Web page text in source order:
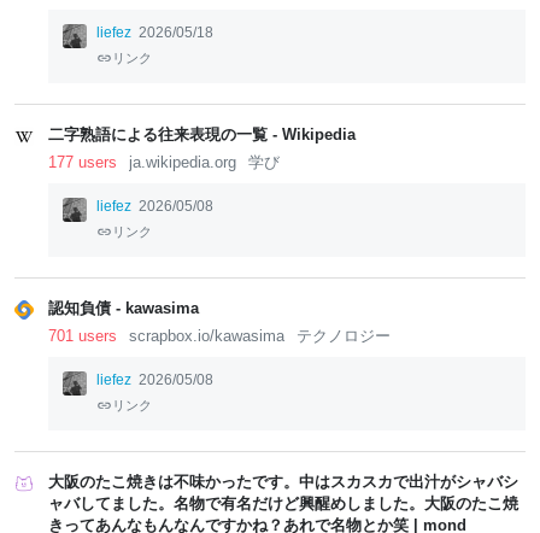
liefez 2026/05/18
リンク
二字熟語による往来表現の一覧 - Wikipedia
177 users
ja.wikipedia.org 学び
liefez 2026/05/08
リンク
認知負債 - kawasima
701 users
scrapbox.io/kawasima テクノロジー
liefez 2026/05/08
リンク
大阪のたこ焼きは不味かったです。中はスカスカで出汁がシャバシ
ャバしてました。名物で有名だけど興醒めしました。大阪のたこ焼
きってあんなもんなんですかね？あれで名物とか笑 | mond